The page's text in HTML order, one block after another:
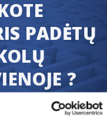
PADĖTŲ
?
atgausite